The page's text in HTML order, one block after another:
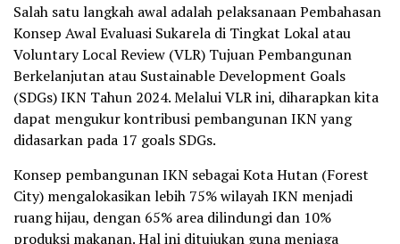
Salah satu langkah awal adalah pelaksanaan Pembahasan
Konsep Awal Evaluasi Sukarela di Tingkat Lokal atau
Voluntary Local Review (VLR) Tujuan Pembangunan
Berkelanjutan atau Sustainable Development Goals
(SDGs) IKN Tahun 2024. Melalui VLR ini, diharapkan kita
dapat mengukur kontribusi pembangunan IKN yang
didasarkan pada 17 goals SDGs.
Konsep pembangunan IKN sebagai Kota Hutan (Forest
City) mengalokasikan lebih 75% wilayah IKN menjadi
ruang hijau, dengan 65% area dilindungi dan 10%
produksi makanan. Hal ini ditujukan guna menjaga